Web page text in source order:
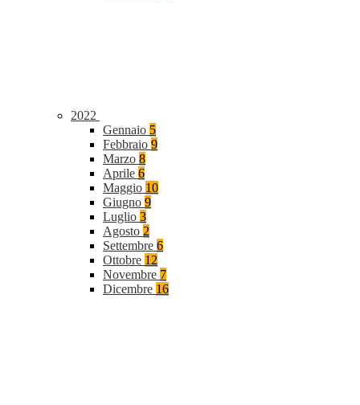
2022
Gennaio 5
Febbraio 9
Marzo 8
Aprile 6
Maggio 10
Giugno 9
Luglio 3
Agosto 2
Settembre 6
Ottobre 12
Novembre 7
Dicembre 16